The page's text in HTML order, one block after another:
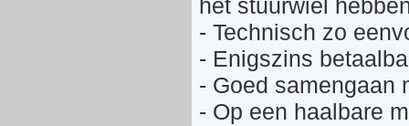
het stuurwiel
- Technisch zo
- Enigszins
- Goed samengaan
- Op een haalbare